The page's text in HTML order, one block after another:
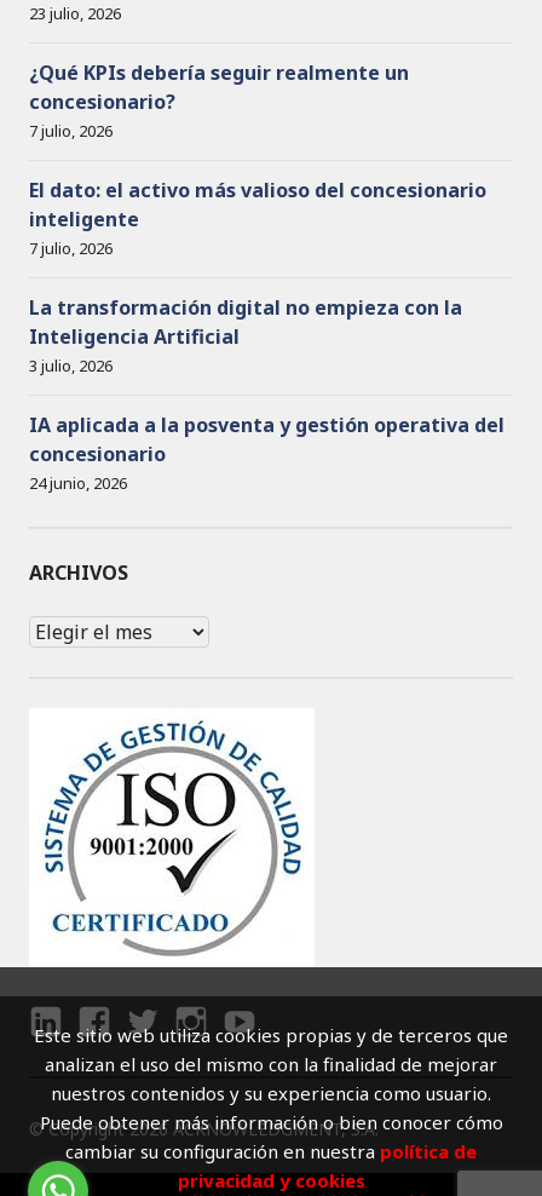
Este sitio web utiliza cookies propias y de terceros que
analizan el uso del mismo con la finalidad de mejorar
nuestros contenidos y su experiencia como usuario.
Puede obtener más información o bien conocer cómo
cambiar su configuración en nuestra política de
privacidad y cookies
23 julio, 2026
¿Qué KPIs debería seguir realmente un
concesionario?
7 julio, 2026
El dato: el activo más valioso del concesionario
inteligente
7 julio, 2026
La transformación digital no empieza con la
Inteligencia Artificial
3 julio, 2026
IA aplicada a la posventa y gestión operativa del
concesionario
24 junio, 2026
ARCHIVOS
Archivos
LI
N
K
E
D
F
A
C
E
B
T
W
I
T
I
N
S
T
A
Y
O
U
T
U
© Copyright 2026 ACKNOWLEDGMENT, S.A.